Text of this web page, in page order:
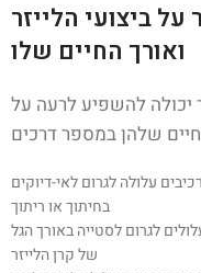
ביצועי הלייזר
ואורך החיים שלו
יכולה להשפיע לרעה על
עלולה לגרום לאי-דיוקים
בחיתוך או ריתוך
לגרום לסטייה באורך הגל
של קרן הלייזר